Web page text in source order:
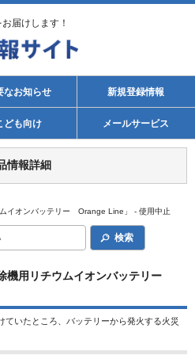
届けします！
なお知らせ 新規登録情報
ども向け メールサービス
情報詳細
ムイオンバッテリー Orange Line」 - 使用中止
検索
機用リチウムイオンバッテリー
ていたところ、バッテリーから発火する火災